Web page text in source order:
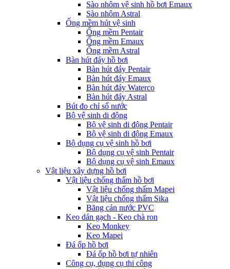
Sào nhôm vệ sinh hồ bơi Emaux
Sào nhôm Astral
Ống mềm hút vệ sinh
Ống mềm Pentair
Ống mềm Emaux
Ống mềm Astral
Bàn hút đáy hồ bơi
Bàn hút đáy Pentair
Bàn hút đáy Emaux
Bàn hút đáy Waterco
Bàn hút đáy Astral
Bút đo chỉ số nước
Bộ vệ sinh di động
Bộ vệ sinh di động Pentair
Bộ vệ sinh di động Emaux
Bộ dụng cụ vệ sinh hồ bơi
Bộ dụng cụ vệ sinh Pentair
Bộ dụng cụ vệ sinh Emaux
Vật liệu xây dựng hồ bơi
Vật liệu chống thấm hồ bơi
Vật liệu chống thấm Mapei
Vật liệu chống thấm Sika
Băng cản nước PVC
Keo dán gạch - Keo chà ron
Keo Monkey
Keo Mapei
Đá ốp hồ bơi
Đá ốp hồ bơi tự nhiên
Công cụ, dụng cụ thi công